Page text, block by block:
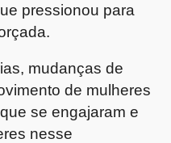
pressionou para
mudanças de
de mulheres
se engajaram e
nesse